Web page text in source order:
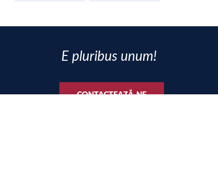
E pluribus unum!
CONTACTEAZĂ-NE